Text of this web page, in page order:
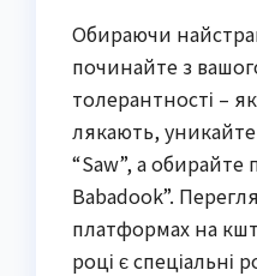
Обираючи
починайте з
толерантності –
лякають,
“Saw”, а обирайте
Babadook”.
платформах на
році є спеціальні